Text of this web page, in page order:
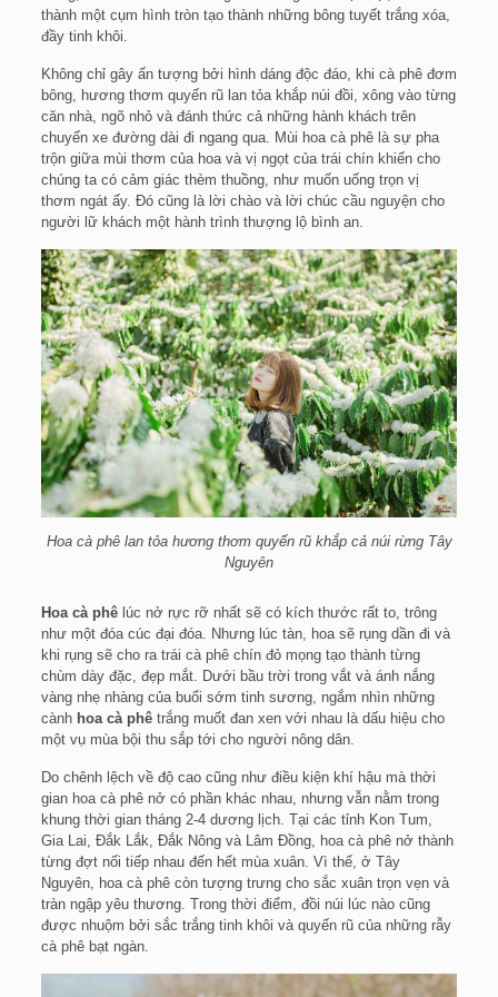
thành một cụm hình tròn tạo thành những bông tuyết trắng xóa,
đầy tinh khôi.
Không chỉ gây ấn tượng bởi hình dáng độc đáo, khi cà phê đơm
bông, hương thơm quyến rũ lan tỏa khắp núi đồi, xông vào từng
căn nhà, ngõ nhỏ và đánh thức cả những hành khách trên
chuyến xe đường dài đi ngang qua. Mùi hoa cà phê là sự pha
trộn giữa mùi thơm của hoa và vị ngọt của trái chín khiến cho
chúng ta có cảm giác thèm thuồng, như muốn uống trọn vị
thơm ngát ấy. Đó cũng là lời chào và lời chúc cầu nguyện cho
người lữ khách một hành trình thượng lộ bình an.
Hoa cà phê lan tỏa hương thơm quyến rũ khắp cả núi rừng Tây
Nguyên
Hoa cà phê lúc nở rực rỡ nhất sẽ có kích thước rất to, trông
như một đóa cúc đại đóa. Nhưng lúc tàn, hoa sẽ rụng dần đi và
khi rụng sẽ cho ra trái cà phê chín đỏ mọng tạo thành từng
chùm dày đặc, đẹp mắt. Dưới bầu trời trong vắt và ánh nắng
vàng nhẹ nhàng của buổi sớm tinh sương, ngắm nhìn những
cành hoa cà phê trắng muốt đan xen với nhau là dấu hiệu cho
một vụ mùa bội thu sắp tới cho người nông dân.
Do chênh lệch về độ cao cũng như điều kiện khí hậu mà thời
gian hoa cà phê nở có phần khác nhau, nhưng vẫn nằm trong
khung thời gian tháng 2-4 dương lịch. Tại các tỉnh Kon Tum,
Gia Lai, Đắk Lắk, Đắk Nông và Lâm Đồng, hoa cà phê nở thành
từng đợt nối tiếp nhau đến hết mùa xuân. Vì thế, ở Tây
Nguyên, hoa cà phê còn tượng trưng cho sắc xuân trọn vẹn và
tràn ngập yêu thương. Trong thời điểm, đồi núi lúc nào cũng
được nhuộm bởi sắc trắng tinh khôi và quyến rũ của những rẫy
cà phê bạt ngàn.